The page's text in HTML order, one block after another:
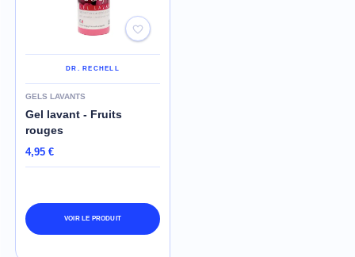
DR. RECHELL
GELS LAVANTS
Gel lavant - Fruits
rouges
4,95 €
VOIR LE PRODUIT